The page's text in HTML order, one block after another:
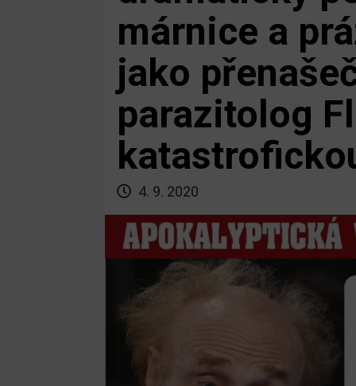
márnice a
jako
parazitolog
4. 9. 2020